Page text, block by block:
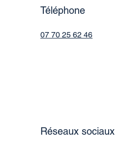
Téléphone
07 70 25 62 46
Réseaux sociaux